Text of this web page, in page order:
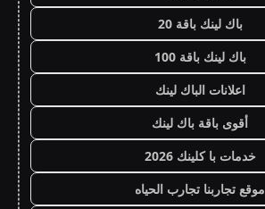
باك لينك باقة 20
باك لينك باقة 100
اعلانات الباك لينك
أقوى باقة باك لينك
خدمات با كلينك 2026
موقع تجاربنا تجارب الحياه